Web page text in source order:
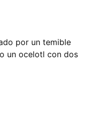
por un temible
un ocelotl con dos